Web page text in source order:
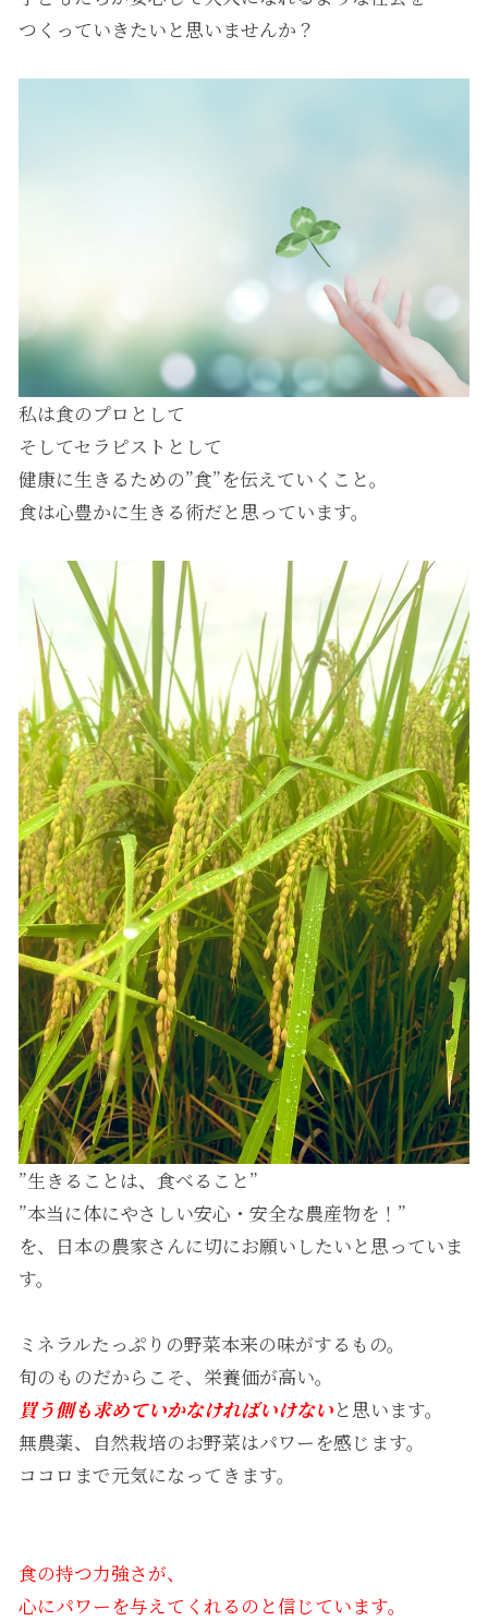
つくっていきたいと思いませんか？
私は食のプロとして
そしてセラピストとして
健康に生きるための”食”を伝えていくこと。
食は心豊かに生きる術だと思っています。
”生きることは、食べること”
”本当に体にやさしい安心・安全な農産物を！”
を、日本の農家さんに切にお願いしたいと思っていま
す。
ミネラルたっぷりの野菜本来の味がするもの。
旬のものだからこそ、栄養価が高い。
買う側も求めていかなければいけないと思います。
無農薬、自然栽培のお野菜はパワーを感じます。
ココロまで元気になってきます。
食の持つ力強さが、
心にパワーを与えてくれるのと信じています。